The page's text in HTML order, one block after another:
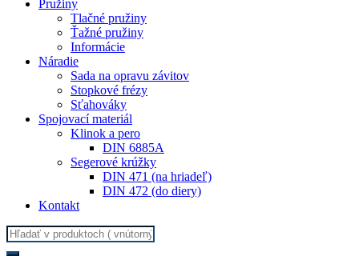
Pružiny
Tlačné pružiny
Ťažné pružiny
Informácie
Náradie
Sada na opravu závitov
Stopkové frézy
Sťahováky
Spojovací materiál
Klinok a pero
DIN 6885A
Segerové krúžky
DIN 471 (na hriadeľ)
DIN 472 (do diery)
Kontakt
Search
for: